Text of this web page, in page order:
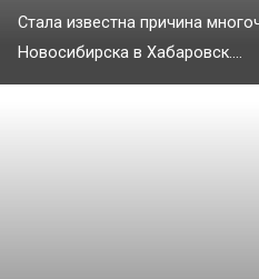
Стала известна причина
Новосибирска в Хабаровск....